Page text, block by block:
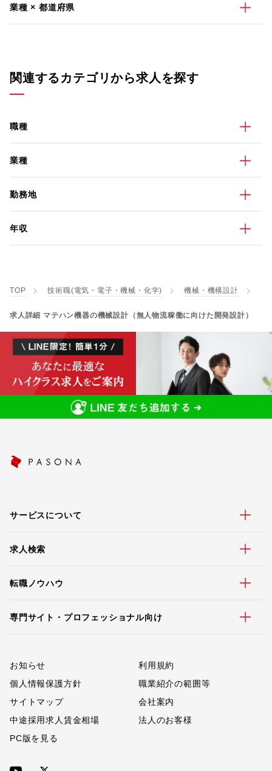
業種 × 都道府県
関連するカテゴリから求人を探す
職種
業種
勤務地
年収
TOP 技術職(電気・電子・機械・化学) 機械・機構設計
求人詳細 マテハン機器の機械設計（無人物流稼働に向けた開発設計）
サービスについて
求人検索
転職ノウハウ
専門サイト・プロフェッショナル向け
お知らせ
利用規約
個人情報保護方針
職業紹介の範囲等
サイトマップ
会社案内
中途採用求人賃金相場
法人のお客様
PC版を見る